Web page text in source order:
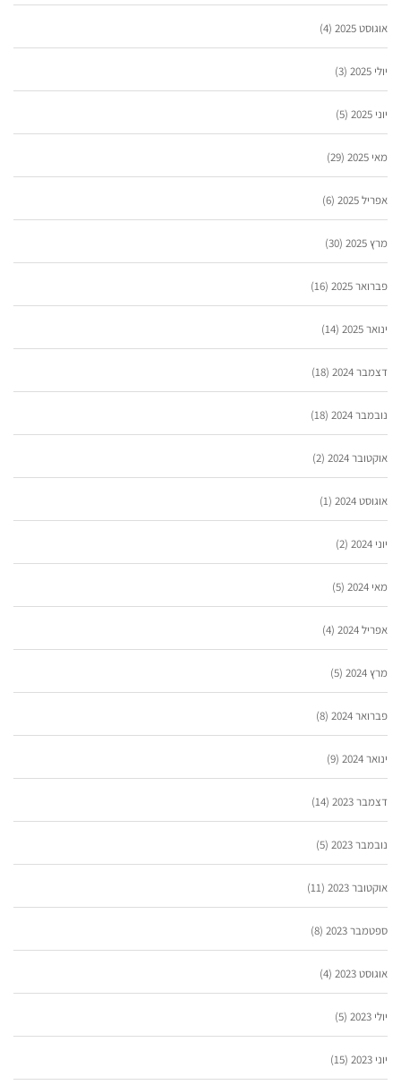
אוגוסט 2025 (4)
יולי 2025 (3)
יוני 2025 (5)
מאי 2025 (29)
אפריל 2025 (6)
מרץ 2025 (30)
פברואר 2025 (16)
ינואר 2025 (14)
דצמבר 2024 (18)
נובמבר 2024 (18)
אוקטובר 2024 (2)
אוגוסט 2024 (1)
יוני 2024 (2)
מאי 2024 (5)
אפריל 2024 (4)
מרץ 2024 (5)
פברואר 2024 (8)
ינואר 2024 (9)
דצמבר 2023 (14)
נובמבר 2023 (5)
אוקטובר 2023 (11)
ספטמבר 2023 (8)
אוגוסט 2023 (4)
יולי 2023 (5)
יוני 2023 (15)